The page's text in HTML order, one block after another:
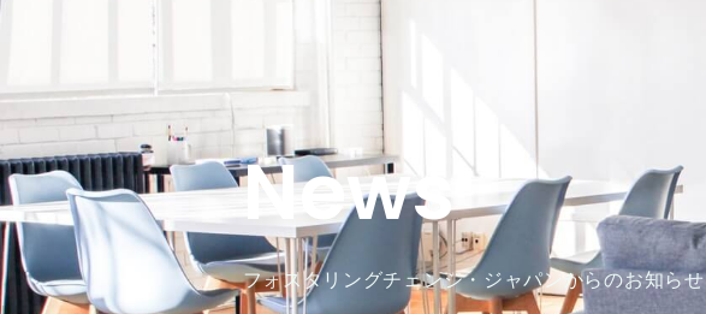
News
フォスタリングチェンジ・ジャパンからのお知らせ